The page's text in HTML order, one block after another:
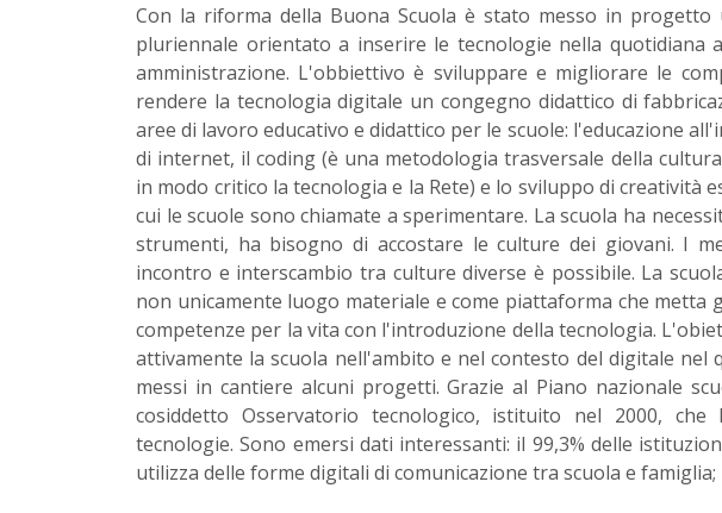
Con la riforma della Buona Scuola è stato messo in progetto
pluriennale orientato a inserire le tecnologie nella quotidiana
amministrazione. L'obbiettivo è sviluppare e migliorare le
rendere la tecnologia digitale un congegno didattico di
aree di lavoro educativo e didattico per le scuole: l'educazione
di internet, il coding (è una metodologia trasversale della
in modo critico la tecnologia e la Rete) e lo sviluppo di creatività
cui le scuole sono chiamate a sperimentare. La scuola ha
strumenti, ha bisogno di accostare le culture dei giovani. I
incontro e interscambio tra culture diverse è possibile. La
non unicamente luogo materiale e come piattaforma che metta
competenze per la vita con l'introduzione della tecnologia.
attivamente la scuola nell'ambito e nel contesto del digitale nel
messi in cantiere alcuni progetti. Grazie al Piano nazionale
cosiddetto Osservatorio tecnologico, istituito nel 2000,
tecnologie. Sono emersi dati interessanti: il 99,3% delle
utilizza delle forme digitali di comunicazione tra scuola e